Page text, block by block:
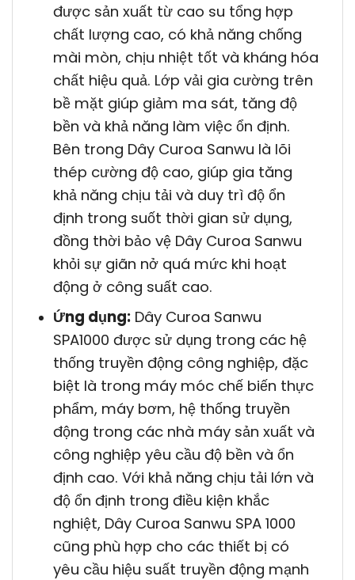
được sản xuất từ cao su tổng hợp
chất lượng cao, có khả năng chống
mài mòn, chịu nhiệt tốt và kháng hóa
chất hiệu quả. Lớp vải gia cường trên
bề mặt giúp giảm ma sát, tăng độ
bền và khả năng làm việc ổn định.
Bên trong Dây Curoa Sanwu là lõi
thép cường độ cao, giúp gia tăng
khả năng chịu tải và duy trì độ ổn
định trong suốt thời gian sử dụng,
đồng thời bảo vệ Dây Curoa Sanwu
khỏi sự giãn nở quá mức khi hoạt
động ở công suất cao.
Ứng dụng:Dây Curoa Sanwu
SPA1000 được sử dụng trong các hệ
thống truyền động công nghiệp, đặc
biệt là trong máy móc chế biến thực
phẩm, máy bơm, hệ thống truyền
động trong các nhà máy sản xuất và
công nghiệp yêu cầu độ bền và ổn
định cao. Với khả năng chịu tải lớn và
độ ổn định trong điều kiện khắc
nghiệt, Dây Curoa Sanwu SPA 1000
cũng phù hợp cho các thiết bị có
yêu cầu hiệu suất truyền động mạnh